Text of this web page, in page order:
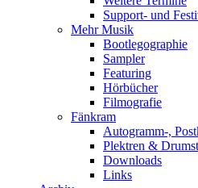
Support- und
Mehr Musik
Bootlegographie
Sampler
Featuring
Hörbücher
Filmografie
Fänkram
Autogramm-,
Plektren &
Downloads
Links